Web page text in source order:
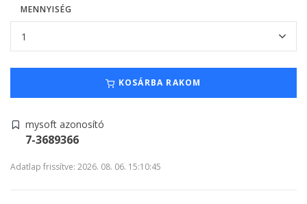
MENNYISÉG
KOSÁRBA RAKOM
mysoft azonosító
7-3689366
Adatlap frissítve: 2026. 08. 06. 15:10:45